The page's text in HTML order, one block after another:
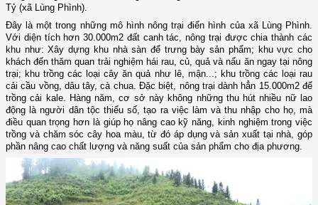
Tỷ (xã Lùng Phình).
Đây là một trong những mô hình nông trại điển hình của xã Lùng Phình.
Với diện tích hơn 30.000m2 đất canh tác, nông trại được chia thành các
khu như: Xây dựng khu nhà sàn để trưng bày sản phẩm; khu vực cho
khách đến thăm quan trải nghiệm hái rau, củ, quả và nấu ăn ngay tại nông
trại; khu trồng các loại cây ăn quả như lê, mận...; khu trồng các loại rau
cải cầu vồng, dâu tây, cà chua. Đặc biệt, nông trại dành hẳn 15.000m2 để
trồng cải kale. Hàng năm, cơ sở này không những thu hút nhiều nữ lao
động là người dân tộc thiểu số, tạo ra việc làm và thu nhập cho họ, mà
điều quan trọng hơn là giúp họ nâng cao kỹ năng, kinh nghiệm trong việc
trồng và chăm sóc cây hoa màu, từ đó áp dụng và sản xuất tại nhà, góp
phần nâng cao chất lượng và năng suất của sản phẩm cho địa phương.